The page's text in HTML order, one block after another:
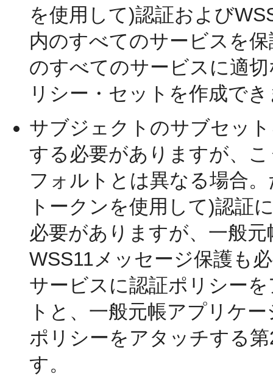
を使用して)認証および
内のすべてのサービスを
のすべてのサービスに適
リシー・セットを作成で
サブジェクトのサブセッ
する必要がありますが、
フォルトとは異なる場合
トークンを使用して)認証
必要がありますが、一般
WSS11メッセージ保護も
サービスに認証ポリシー
トと、一般元帳アプリケ
ポリシーをアタッチする
す。